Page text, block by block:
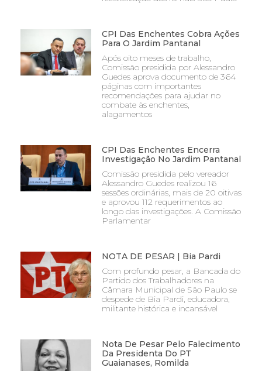
CPI Das Enchentes Cobra Ações
Para O Jardim Pantanal
Após oito meses de trabalho,
Comissão presidida por Alessandro
Guedes aprova documento de 364
páginas com importantes
recomendações para ajudar no
combate às enchentes,
alagamentos
CPI Das Enchentes Encerra
Investigação No Jardim Pantanal
Comissão presidida pelo vereador
Alessandro Guedes realizou 16
sessões ordinárias, mais de 20 oitivas
e aprovou 112 requerimentos ao
longo das investigações. A Comissão
Parlamentar
NOTA DE PESAR | Bia Pardi
Com profundo pesar, a Bancada do
Partido dos Trabalhadores na
Câmara Municipal de São Paulo se
despede de Bia Pardi, educadora,
militante histórica e incansável
Nota De Pesar Pelo Falecimento
Da Presidenta Do PT
Guaianases, Romilda